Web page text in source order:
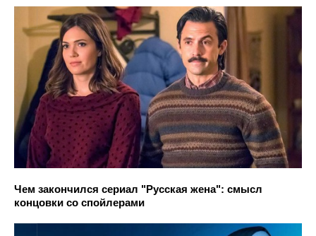
Чем закончился сериал "Русская жена": смысл
концовки со спойлерами